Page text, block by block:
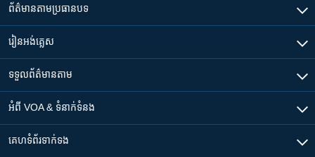
ព័ត៌មាន​តាមប្រធានបទ​
រៀន​​អង់គ្លេស
ទទួល​ព័ត៌មាន​តាម
អំពី​ VOA & ទំនាក់ទំនង
គេហទំព័រ​​ទាក់ទង